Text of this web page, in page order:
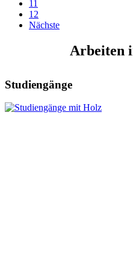
11
12
Nächste
Arbeiten
Studiengänge